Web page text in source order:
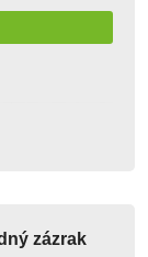
zázrak